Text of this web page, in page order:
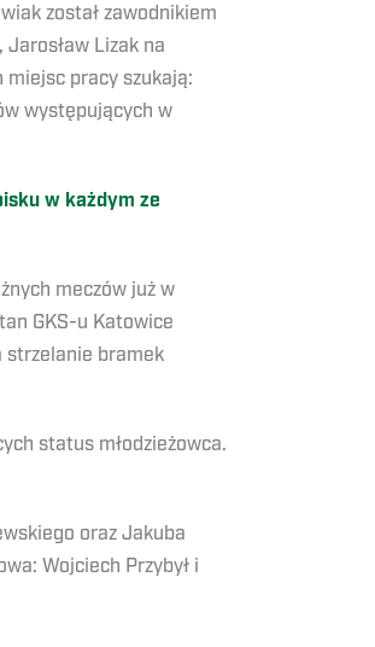
został zawodnikiem
Lizak na
miejsc pracy szukają:
występujących w
w każdym ze
meczów już w
GKS-u Katowice
strzelanie bramek
status młodzieżowca.
oraz Jakuba
Wojciech Przybył i